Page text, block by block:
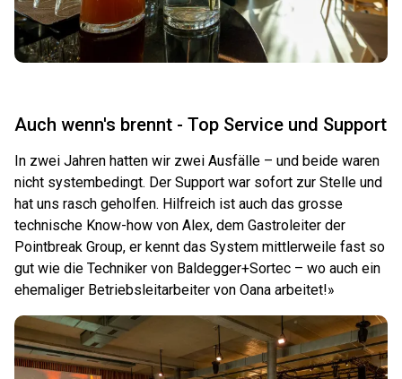
Auch wenn's brennt - Top Service und Support
In zwei Jahren hatten wir zwei Ausfälle – und beide waren
nicht systembedingt. Der Support war sofort zur Stelle und
hat uns rasch geholfen. Hilfreich ist auch das grosse
technische Know-how von Alex, dem Gastroleiter der
Pointbreak Group, er kennt das System mittlerweile fast so
gut wie die Techniker von Baldegger+Sortec – wo auch ein
ehemaliger Betriebsleitarbeiter von Oana arbeitet!»